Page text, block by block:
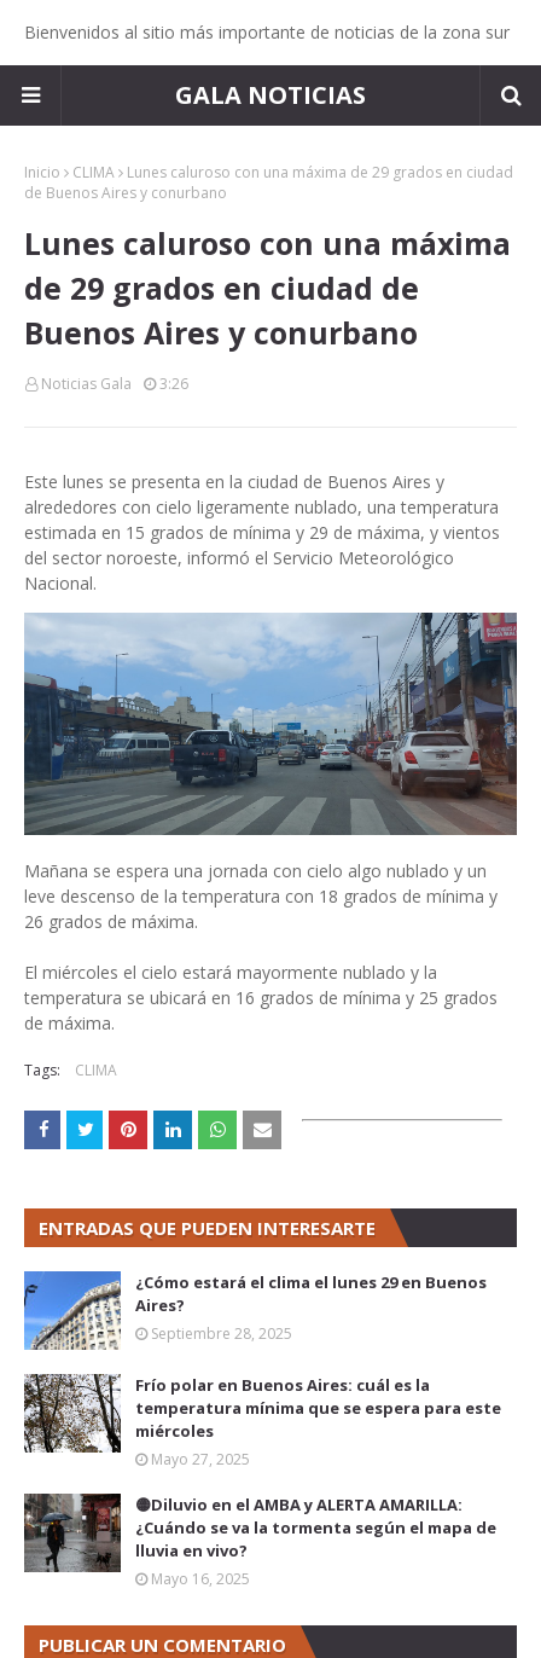
Bienvenidos al sitio más importante de noticias de la zona sur
GALA NOTICIAS
Inicio CLIMA
Lunes caluroso con una máxima de 29 grados en ciudad
de Buenos Aires y conurbano
Lunes caluroso con una máxima
de 29 grados en ciudad de
Buenos Aires y conurbano
Noticias Gala 3:26
Este lunes se presenta en la ciudad de Buenos Aires y
alrededores con cielo ligeramente nublado, una temperatura
estimada en 15 grados de mínima y 29 de máxima, y vientos
del sector noroeste, informó el Servicio Meteorológico
Nacional.
Mañana se espera una jornada con cielo algo nublado y un
leve descenso de la temperatura con 18 grados de mínima y
26 grados de máxima.
El miércoles el cielo estará mayormente nublado y la
temperatura se ubicará en 16 grados de mínima y 25 grados
de máxima.
Tags: CLIMA
ENTRADAS QUE PUEDEN INTERESARTE
¿Cómo estará el clima el lunes 29 en Buenos
Aires?
Septiembre 28, 2025
Frío polar en Buenos Aires: cuál es la
temperatura mínima que se espera para este
miércoles
Mayo 27, 2025
🟡Diluvio en el AMBA y ALERTA AMARILLA:
¿Cuándo se va la tormenta según el mapa de
lluvia en vivo?
Mayo 16, 2025
PUBLICAR UN COMENTARIO